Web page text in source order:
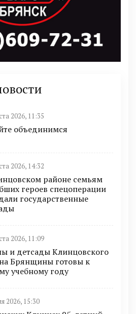
2026, 11:35
объединимся
2026, 14:32
районе семьям
героев спецоперации
государственные
2026, 11:09
и детсады Клинцовского
Брянщины готовы к
учебному году
2026, 15:30